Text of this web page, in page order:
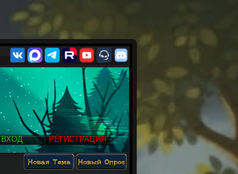
ВХОД РЕГИСТРАЦИЯ